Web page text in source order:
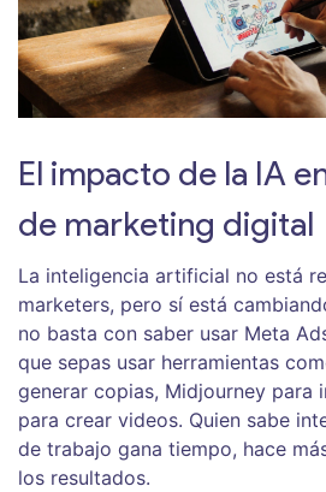
El impacto de la IA
de marketing digital
La inteligencia artificial no está
marketers, pero sí está
no basta con saber usar Meta
que sepas usar herramientas
generar copias, Midjourney para
para crear videos. Quien sabe
de trabajo gana tiempo, hace
los resultados.